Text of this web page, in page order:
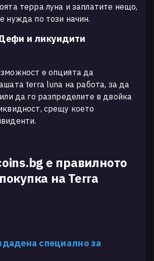
терра луна и заплатите нещо,
нужда по този начин.
и ликуидити
е опцията да
terra luna на работа, за да
да го разпределите в двойка
срещу което
е правилното
на Terra
специално за